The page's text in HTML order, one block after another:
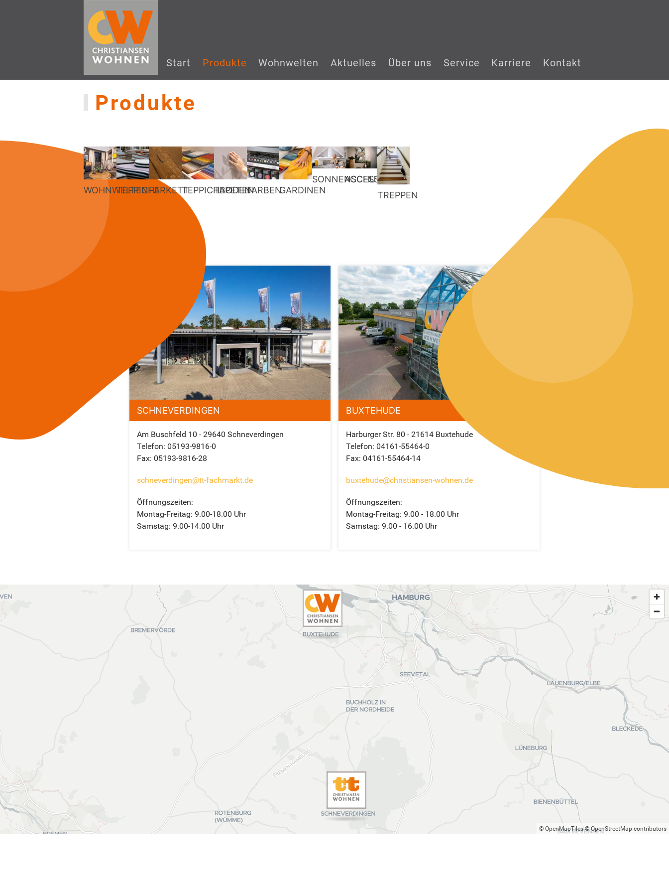
Start Produkte Wohnwelten Aktuelles Über uns Service Karriere Kontakt
Produkte
WOHNWELTEN
TEPPICHEPARKETTTEPPICHBODEN
TAPETENFARBENGARDINEN
SONNENSCHUTZ
ACCESSOIRES
TREPPEN
SCHNEVERDINGEN
Am Buschfeld 10 - 29640 Schneverdingen
Telefon: 05193-9816-0
Fax: 05193-9816-28
schneverdingen@tt-fachmarkt.de
Öffnungszeiten:
Montag-Freitag: 9.00-18.00 Uhr
Samstag: 9.00-14.00 Uhr
BUXTEHUDE
Harburger Str. 80 - 21614 Buxtehude
Telefon: 04161-55464-0
Fax: 04161-55464-14
buxtehude@christiansen-wohnen.de
Öffnungszeiten:
Montag-Freitag: 9.00 - 18.00 Uhr
Samstag: 9.00 - 16.00 Uhr
© OpenMapTiles © OpenStreetMap contributors